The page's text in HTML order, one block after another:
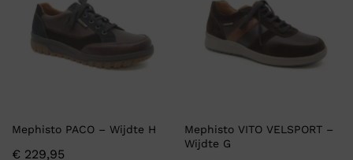
Mephisto PACO – Wijdte H
€ 229,95
Mephisto VITO VELSPORT –
Wijdte G